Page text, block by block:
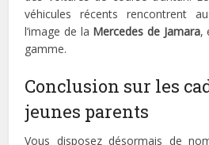
véhicules récents rencontrent
l’image de la Mercedes de Jamara,
gamme.
Conclusion sur les
jeunes parents
Vous disposez désormais de